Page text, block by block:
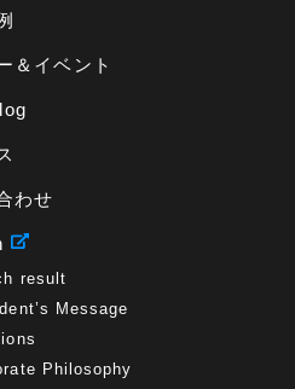
＆イベント
わせ
result
Message
Philosophy